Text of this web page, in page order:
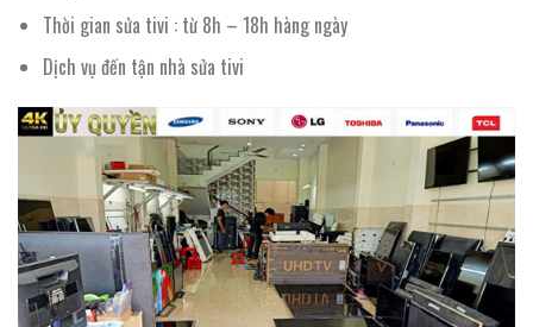
Thời gian sửa tivi : từ 8h – 18h hàng ngày
Dịch vụ đến tận nhà sửa tivi